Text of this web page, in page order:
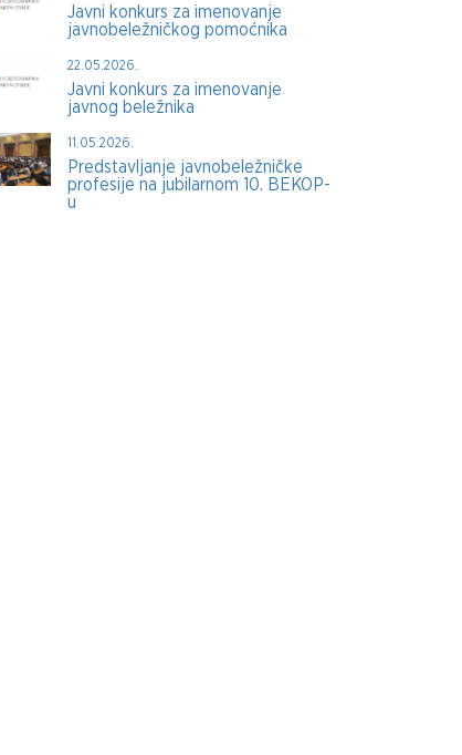
Javni konkurs za imenovanje
javnobeležničkog pomoćnika
22.05.2026.
Javni konkurs za imenovanje
javnog beležnika
11.05.2026.
Predstavljanje javnobeležničke
profesije na jubilarnom 10. BEKOP-
u